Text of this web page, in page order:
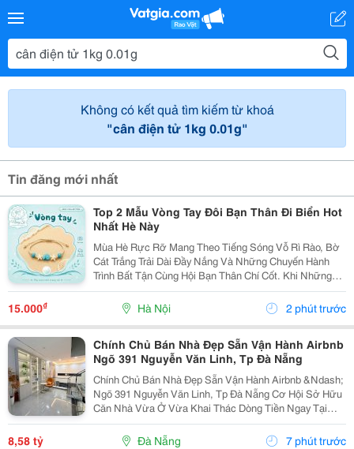
Không có kết quả tìm kiếm từ khoá
"cân điện tử 1kg 0.01g"
Tin đăng mới nhất
Top 2 Mẫu Vòng Tay Đôi Bạn Thân Đi Biển Hot
Nhất Hè Này
Mùa Hè Rực Rỡ Mang Theo Tiếng Sóng Vỗ Rì Rào, Bờ
Cát Trắng Trải Dài Đầy Nắng Và Những Chuyến Hành
Trình Bất Tận Cùng Hội Bạn Thân Chí Cốt. Khi Những
Chiếc Vali Bắt Đầu Được Lấp Đầy Bởi Những Bộ Bikini
Rực Rỡ, Những Chiếc Váy Maxi Thướt Tha Hay
Những...
15.000₫ Hà Nội 2 phút trước
Chính Chủ Bán Nhà Đẹp Sẵn Vận Hành Airbnb
Ngõ 391 Nguyễn Văn Linh, Tp Đà Nẵng
Chính Chủ Bán Nhà Đẹp Sẵn Vận Hành Airbnb &Ndash;
Ngõ 391 Nguyễn Văn Linh, Tp Đà Nẵng Cơ Hội Sở Hữu
Căn Nhà Vừa Ở Vừa Khai Thác Dòng Tiền Ngay Tại
Trung Tâm Đà Nẵng, Nằm Trên Trục Đường Nguyễn Văn
Linh &Ndash; Một Trong Những Tuyến Phố Sầm Uất Và
8,58 tỷ Đà Nẵng 7 phút trước